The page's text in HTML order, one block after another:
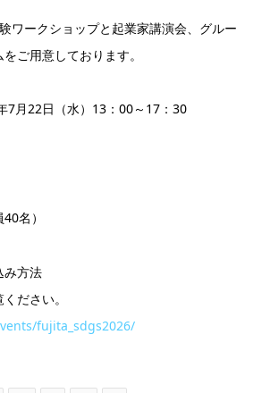
ワークショップと起業家講演会、グルー
ご用意しております。
月22日（水）13：00～17：30
名）
み方法
ださい。
fujita_sdgs2026/